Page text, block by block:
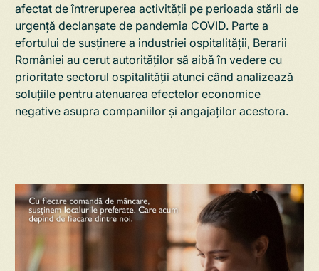
afectat de întreruperea activității pe perioada stării de
urgență declanșate de pandemia COVID. Parte a
efortului de susținere a industriei ospitalității, Berarii
României au cerut autorităților să aibă în vedere cu
prioritate sectorul ospitalității atunci când analizează
soluțiile pentru atenuarea efectelor economice
negative asupra companiilor și angajaților acestora.